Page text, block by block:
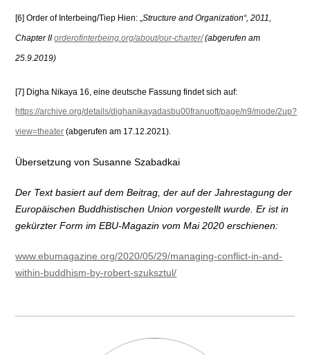
[6] Order of Interbeing/Tiep Hien: „Structure and Organization“, 2011,
Chapter IIorderofinterbeing.org/about/our-charter/(abgerufen am
25.9.2019)
[7] Digha Nikaya 16, eine deutsche Fassung findet sich auf:
https://archive.org/details/dighanikayadasbu00franuoft/page/n9/mode/2up?
view=theater (abgerufen am 17.12.2021).
Übersetzung von Susanne Szabadkai
Der Text basiert auf dem Beitrag, der auf der Jahrestagung der
Europäischen Buddhistischen Union vorgestellt wurde. Er ist in
gekürzter Form im EBU-Magazin vom Mai 2020 erschienen:
www.ebumagazine.org/2020/05/29/managing-conflict-in-and-
within-buddhism-by-robert-szuksztul/